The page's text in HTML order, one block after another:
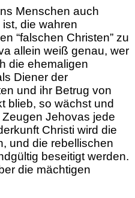
Menschen auch
die wahren
“falschen Christen” zu
allein weiß genau, wer
die ehemaligen
Diener der
und ihr Betrug von
blieb, so wächst und
Jehovas jede
Christi wird die
und die rebellischen
beseitigt werden.
die mächtigen